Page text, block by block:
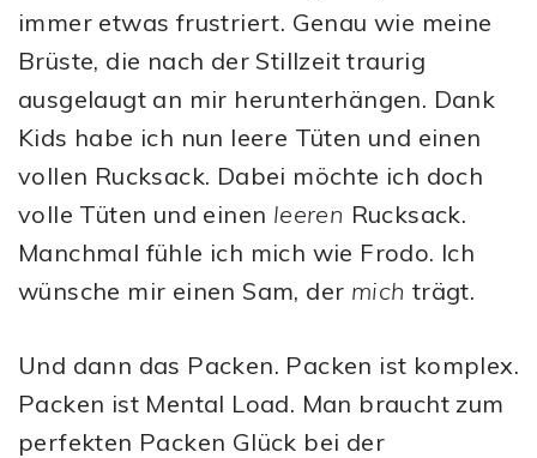
immer etwas frustriert. Genau wie meine
Brüste, die nach der Stillzeit traurig
ausgelaugt an mir herunterhängen. Dank
Kids habe ich nun leere Tüten und einen
vollen Rucksack. Dabei möchte ich doch
volle Tüten und einen leeren Rucksack.
Manchmal fühle ich mich wie Frodo. Ich
wünsche mir einen Sam, der mich trägt.
Und dann das Packen. Packen ist komplex.
Packen ist Mental Load. Man braucht zum
perfekten Packen Glück bei der